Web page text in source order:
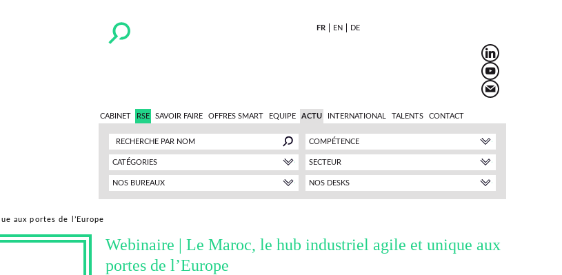
FR EN DE
CABINET RSE SAVOIR FAIRE OFFRES SMART EQUIPE ACTU INTERNATIONAL TALENTS CONTACT
aux portes de l’Europe
COMPÉTENCE
CATÉGORIES SECTEUR
NOS DESKS
NOS BUREAUX
Webinaire | Le Maroc, le hub industriel agile et unique aux
portes de l’Europe